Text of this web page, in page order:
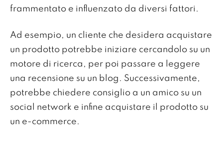
frammentato e influenzato da diversi fattori.
Ad esempio, un cliente che desidera acquistare
un prodotto potrebbe iniziare cercandolo su un
motore di ricerca, per poi passare a leggere
una recensione su un blog. Successivamente,
potrebbe chiedere consiglio a un amico su un
social network e infine acquistare il prodotto su
un e-commerce.